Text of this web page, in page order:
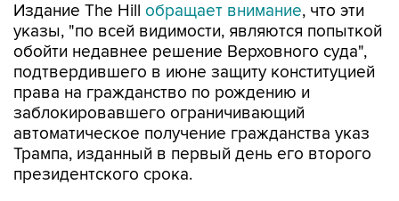
Издание The Hill обращает внимание, что эти
указы, "по всей видимости, являются попыткой
обойти недавнее решение Верховного суда",
подтвердившего в июне защиту конституцией
права на гражданство по рождению и
заблокировавшего ограничивающий
автоматическое получение гражданства указ
Трампа, изданный в первый день его второго
президентского срока.